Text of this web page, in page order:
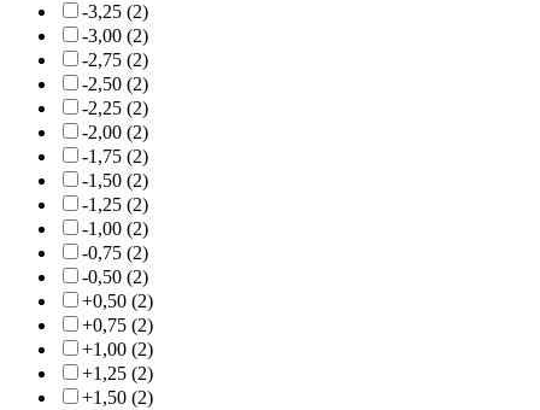
-3,25 (2)
-3,00 (2)
-2,75 (2)
-2,50 (2)
-2,25 (2)
-2,00 (2)
-1,75 (2)
-1,50 (2)
-1,25 (2)
-1,00 (2)
-0,75 (2)
-0,50 (2)
+0,50 (2)
+0,75 (2)
+1,00 (2)
+1,25 (2)
+1,50 (2)